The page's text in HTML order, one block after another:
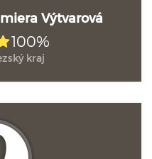
Výtvarová
100%
kraj